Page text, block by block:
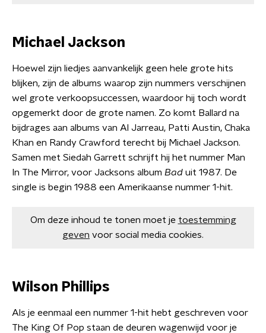
Michael Jackson
Hoewel zijn liedjes aanvankelijk geen hele grote hits
blijken, zijn de albums waarop zijn nummers verschijnen
wel grote verkoopsuccessen, waardoor hij toch wordt
opgemerkt door de grote namen. Zo komt Ballard na
bijdrages aan albums van Al Jarreau, Patti Austin, Chaka
Khan en Randy Crawford terecht bij Michael Jackson.
Samen met Siedah Garrett schrijft hij het nummer Man
In The Mirror, voor Jacksons album Bad uit 1987. De
single is begin 1988 een Amerikaanse nummer 1-hit.
Om deze inhoud te tonen moet je toestemming
geven voor social media cookies.
Wilson Phillips
Als je eenmaal een nummer 1-hit hebt geschreven voor
The King Of Pop staan de deuren wagenwijd voor je